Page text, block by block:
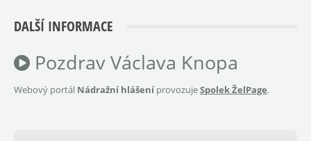
DALŠÍ INFORMACE
Pozdrav Václava Knopa
Webový portál Nádražní hlášeníprovozujeSpolek ŽelPage.